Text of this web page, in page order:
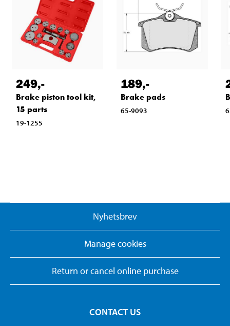
249,-
Brake piston tool kit,
15 parts
19-1255
189,-
Brake pads
65-9093
Nyhetsbrev
Manage cookies
Return or cancel online purchase
CONTACT US